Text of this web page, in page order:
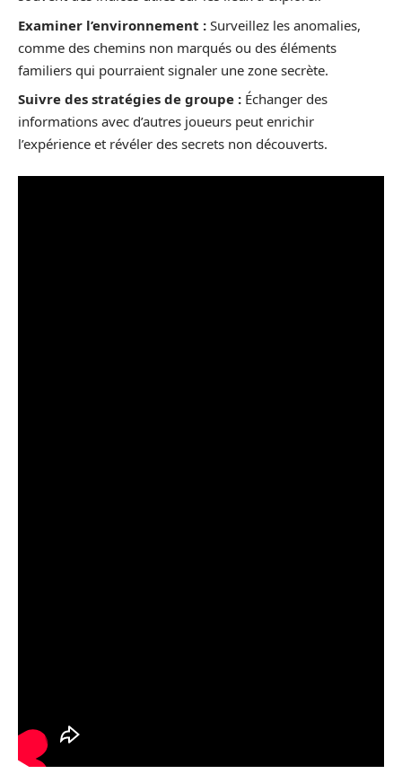
Examiner l’environnement : Surveillez les anomalies,
comme des chemins non marqués ou des éléments
familiers qui pourraient signaler une zone secrète.
Suivre des stratégies de groupe : Échanger des
informations avec d’autres joueurs peut enrichir
l’expérience et révéler des secrets non découverts.